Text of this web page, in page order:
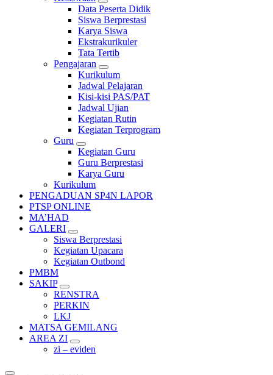
Data Peserta Didik
Siswa Berprestasi
Karya Siswa
Ekstrakurikuler
Tata Tertib
Pengajaran
Kurikulum
Jadwal Pelajaran
Kisi-kisi PAS/PAT
Jadwal Ujian
Kegiatan Rutin
Kegiatan Terprogram
Guru
Kegiatan Guru
Guru Berprestasi
Karya Guru
Kurikulum
PENGADUAN SP4N LAPOR
PTSP ONLINE
MA’HAD
GALERI
Siswa Berprestasi
Kegiatan Upacara
Kegiatan Outbond
PMBM
SAKIP
RENSTRA
PERKIN
LKJ
MATSA GEMILANG
AREA ZI
zi – eviden